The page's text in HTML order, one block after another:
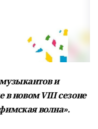
и
в новом VIII сезоне
волна».